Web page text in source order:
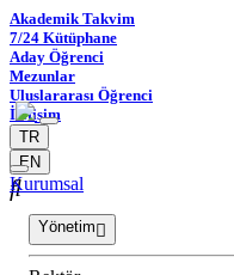
Akademik Takvim
7/24 Kütüphane
Aday Öğrenci
Mezunlar
Uluslararası Öğrenci
İletişim
TR
EN
Kurumsal
Yönetim